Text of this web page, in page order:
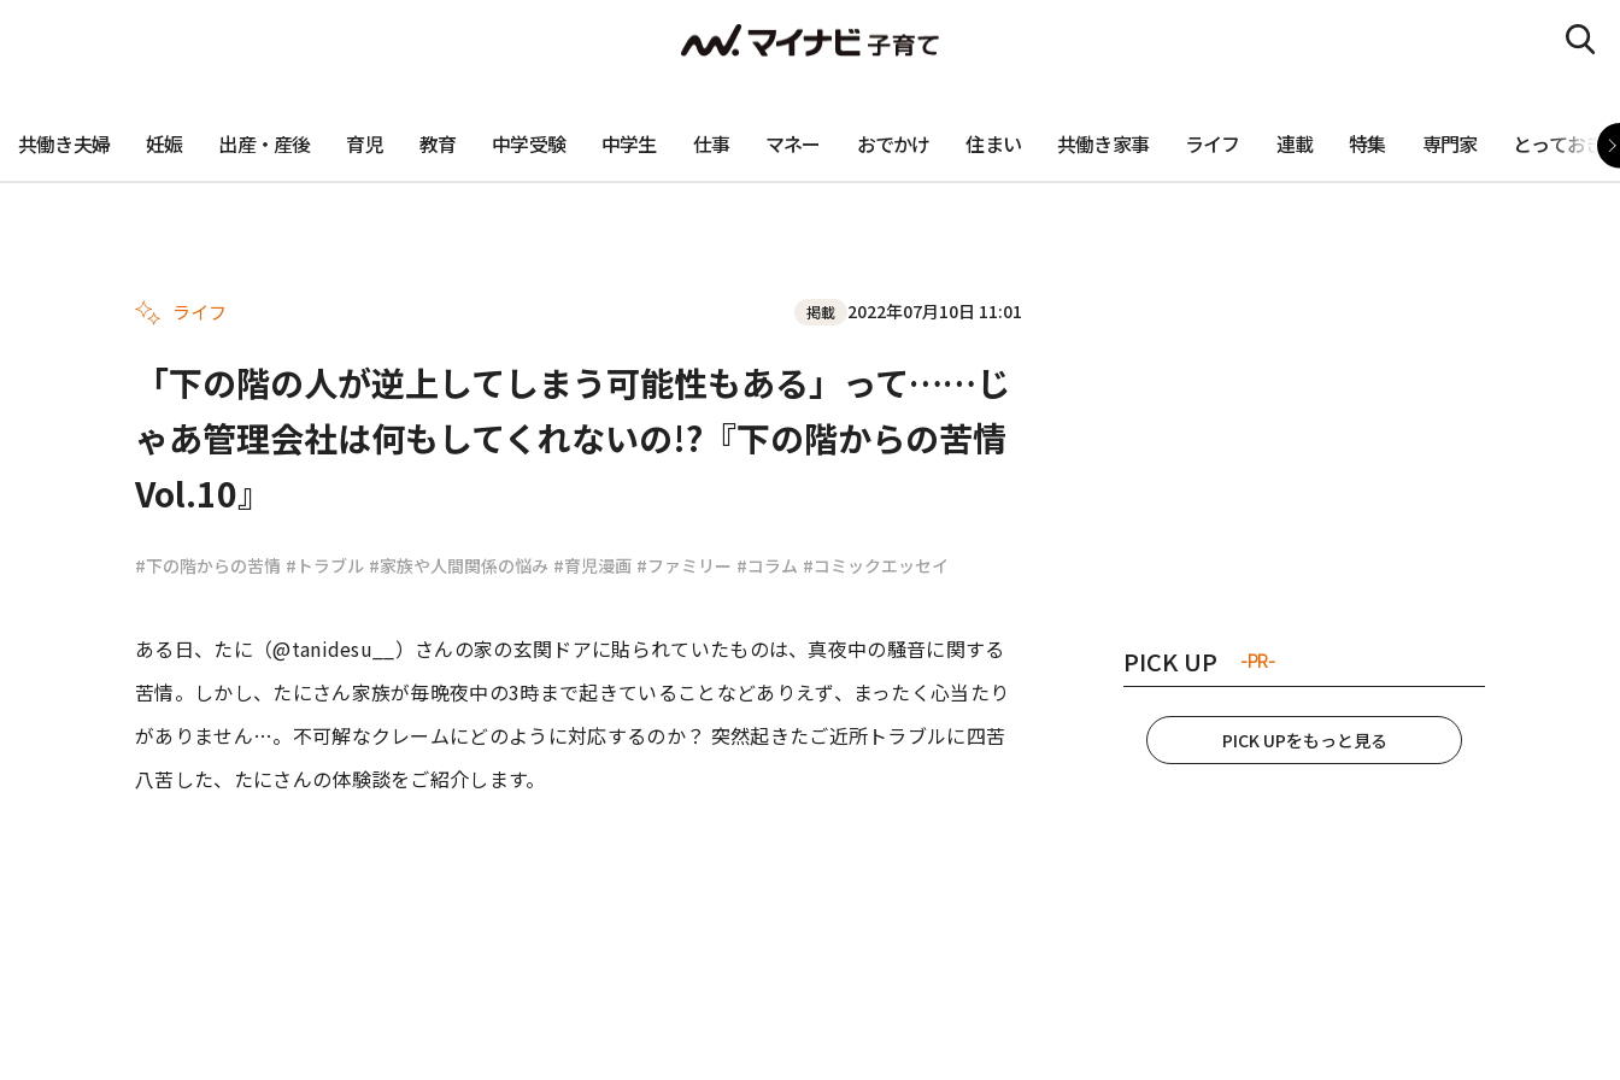
共働き夫婦 妊娠 出産・産後 育児 教育 中学受験 中学生 仕事 マネー おでかけ 住まい 共働き家事 ライフ 連載 特集 専門家 とっておき
ライフ 掲載 2022年07月10日 11:01
「下の階の人が逆上してしまう可能性もある」って……じ
ゃあ管理会社は何もしてくれないの!?『下の階からの苦情
Vol.10』
#下の階からの苦情 #トラブル #家族や人間関係の悩み #育児漫画 #ファミリー #コラム #コミックエッセイ
ある日、たに（@tanidesu__）さんの家の玄関ドアに貼られていたものは、真夜中の騒音に関する
苦情。しかし、たにさん家族が毎晩夜中の3時まで起きていることなどありえず、まったく心当たり
がありません…。不可解なクレームにどのように対応するのか？ 突然起きたご近所トラブルに四苦
八苦した、たにさんの体験談をご紹介します。
PICK UP -PR-
PICK UPをもっと見る